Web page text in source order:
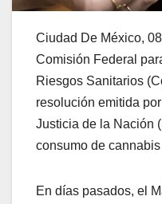
Ciudad De México,
Comisión Federal
Riesgos Sanitarios
resolución emitida
Justicia de la Nación
consumo de
En días pasados, el